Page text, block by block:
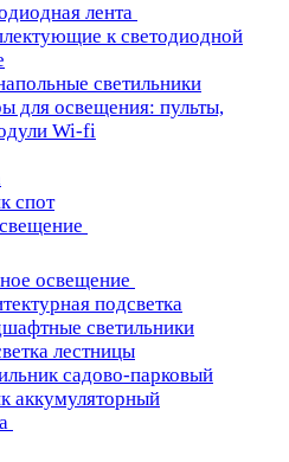
лента
к светодиодной
светильники
для освещения: пульты,
Wi-fi
спот
освещение
подсветка
светильники
лестницы
садово-парковый
аккумуляторный